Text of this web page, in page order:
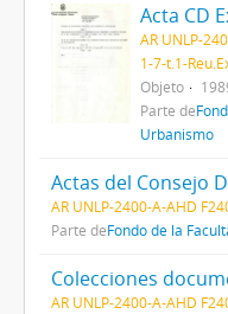
Acta CD
AR UNLP-
1-7-t.1-
Objeto
Parte de
Urbanismo
Actas del Consejo
AR UNLP-2400-A-AHD
Parte deFondo de la
Colecciones
AR UNLP-2400-A-AHD